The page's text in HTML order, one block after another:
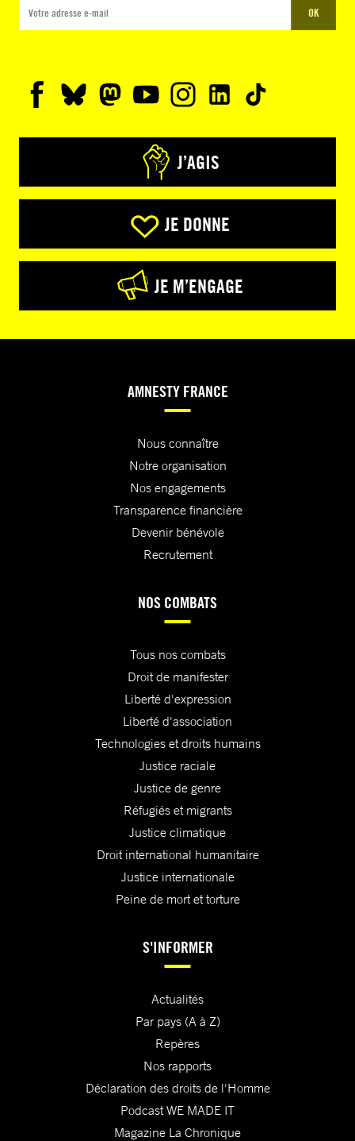
OK
J’AGIS
JE DONNE
JE M’ENGAGE
AMNESTY FRANCE
Nous connaître
Notre organisation
Nos engagements
Transparence financière
Devenir bénévole
Recrutement
NOS COMBATS
Tous nos combats
Droit de manifester
Liberté d'expression
Liberté d'association
Technologies et droits humains
Justice raciale
Justice de genre
Réfugiés et migrants
Justice climatique
Droit international humanitaire
Justice internationale
Peine de mort et torture
S'INFORMER
Actualités
Par pays (A à Z)
Repères
Nos rapports
Déclaration des droits de l'Homme
Podcast WE MADE IT
Magazine La Chronique